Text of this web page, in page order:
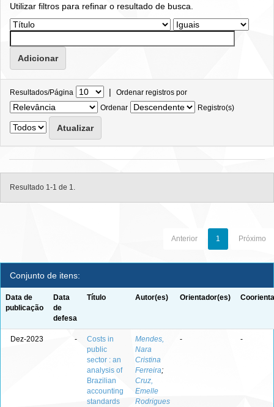
Utilizar filtros para refinar o resultado de busca.
Resultados/Página | Ordenar registros por
Ordenar
Registro(s)
Resultado 1-1 de 1.
Anterior 1 Próximo
Conjunto de itens:
Data de
publicação
Data
de
defesa
Título Autor(es) Orientador(es)
Dez-2023 -
Costs in
public
sector : an
analysis of
Brazilian
accounting
standards
Mendes,
Nara
Cristina
Ferreira;
Cruz,
Emelle
Rodrigues
- -